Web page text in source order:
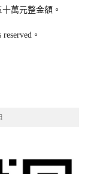
萬元整金額。
。